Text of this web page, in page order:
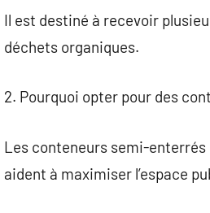
Il est destiné à recevoir
déchets organiques.
2. Pourquoi opter pour des
Les conteneurs semi-enterrés
aident à maximiser l’espace